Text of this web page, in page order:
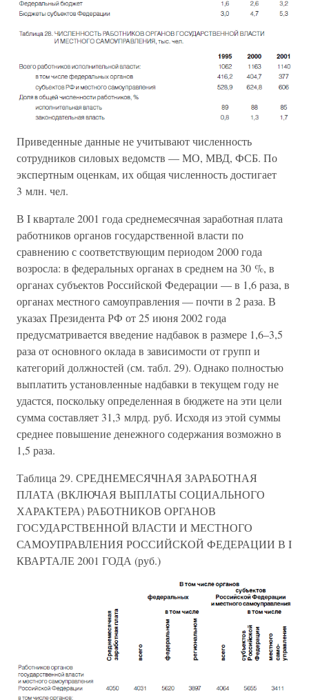
Приведенные данные не учитывают численность
сотрудников силовых ведомств — МО, МВД, ФСБ. По
экспертным оценкам, их общая численность достигает
3 млн. чел.
В I квартале 2001 года среднемесячная заработная плата
работников органов государственной власти по
сравнению с соответствующим периодом 2000 года
возросла: в федеральных органах в среднем на 30 %, в
органах субъектов Российской Федерации — в 1,6 раза, в
органах местного самоуправления — почти в 2 раза. В
указах Президента РФ от 25 июня 2002 года
предусматривается введение надбавок в размере 1,6–3,5
раза от основного оклада в зависимости от групп и
категорий должностей (см. табл. 29). Однако полностью
выплатить установленные надбавки в текущем году не
удастся, поскольку определенная в бюджете на эти цели
сумма составляет 31,3 млрд. руб. Исходя из этой суммы
среднее повышение денежного содержания возможно в
1,5 раза.
Таблица 29. СРЕДНЕМЕСЯЧНАЯ ЗАРАБОТНАЯ
ПЛАТА (ВКЛЮЧАЯ ВЫПЛАТЫ СОЦИАЛЬНОГО
ХАРАКТЕРА) РАБОТНИКОВ ОРГАНОВ
ГОСУДАРСТВЕННОЙ ВЛАСТИ И МЕСТНОГО
САМОУПРАВЛЕНИЯ РОССИЙСКОЙ ФЕДЕРАЦИИ В I
КВАРТАЛЕ 2001 ГОДА (руб.)